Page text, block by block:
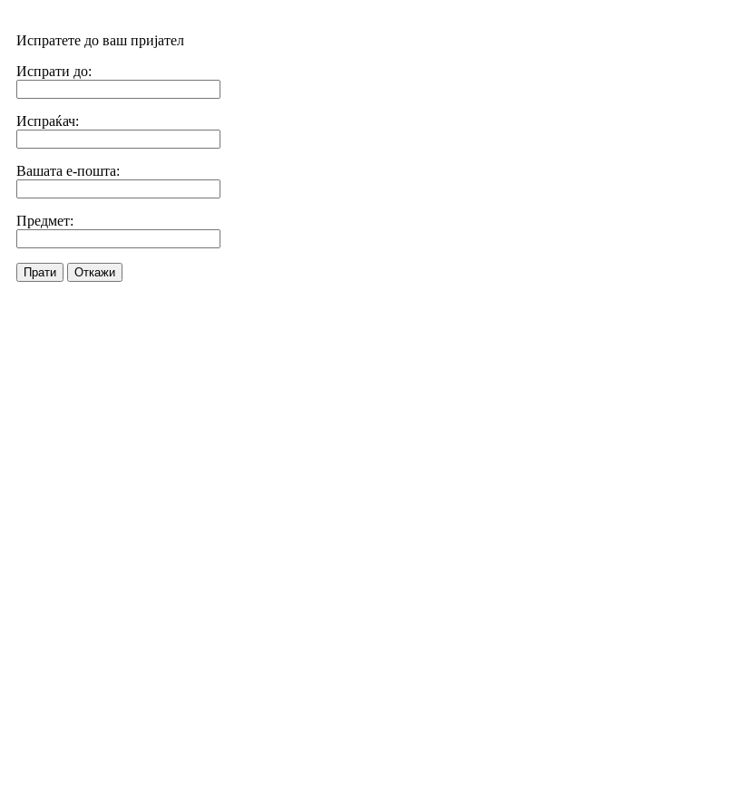
Испратете до ваш пријател
Испрати до:
Испраќач:
Вашата е-пошта:
Предмет:
Прати Откажи